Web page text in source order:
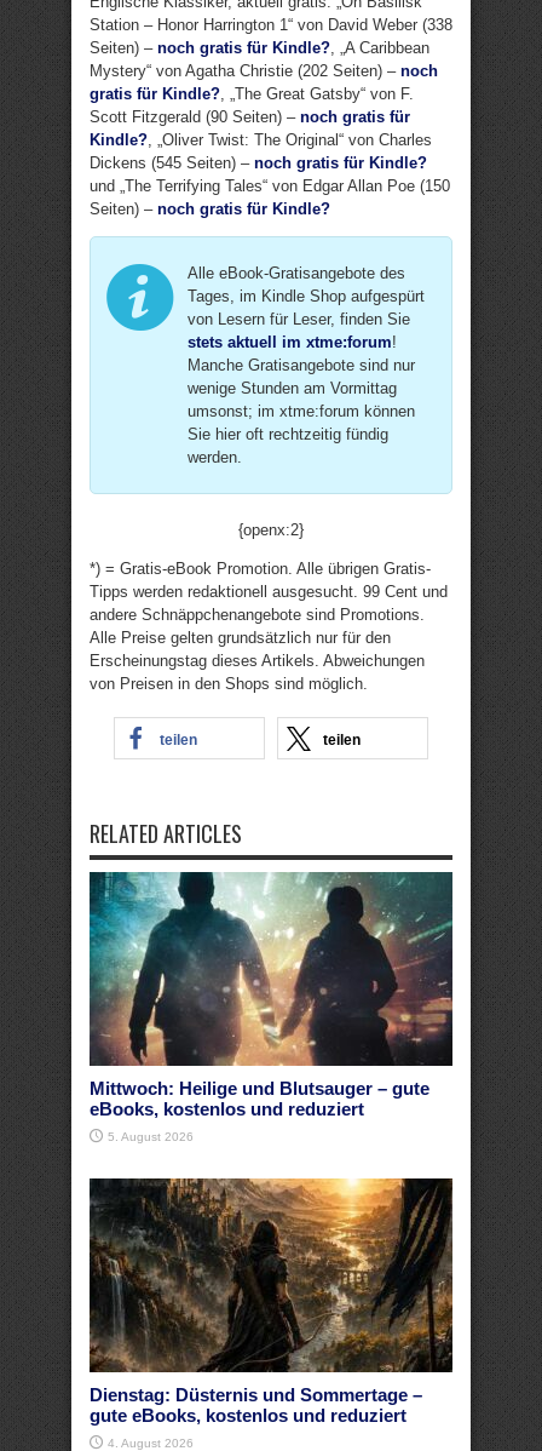
Station – Honor Harrington 1“ von David Weber (338
Seiten) – noch gratis für Kindle? , „A Caribbean
Mystery“ von Agatha Christie (202 Seiten) – noch
gratis für Kindle? , „The Great Gatsby“ von F.
Scott Fitzgerald (90 Seiten) – noch gratis für
Kindle? , „Oliver Twist: The Original“ von Charles
Dickens (545 Seiten) – noch gratis für Kindle?
und „The Terrifying Tales“ von Edgar Allan Poe (150
Seiten) – noch gratis für Kindle?
Alle eBook-Gratisangebote des
Tages, im Kindle Shop aufgespürt
von Lesern für Leser, finden Sie
stets aktuell im xtme:forum!
Manche Gratisangebote sind nur
wenige Stunden am Vormittag
umsonst; im xtme:forum können
Sie hier oft rechtzeitig fündig
werden.
{openx:2}
*) = Gratis-eBook Promotion. Alle übrigen Gratis-
Tipps werden redaktionell ausgesucht. 99 Cent und
andere Schnäppchenangebote sind Promotions.
Alle Preise gelten grundsätzlich nur für den
Erscheinungstag dieses Artikels. Abweichungen
von Preisen in den Shops sind möglich.
teilen teilen
RELATED ARTICLES
Mittwoch: Heilige und Blutsauger – gute
eBooks, kostenlos und reduziert
5. August 2026
Dienstag: Düsternis und Sommertage –
gute eBooks, kostenlos und reduziert
4. August 2026